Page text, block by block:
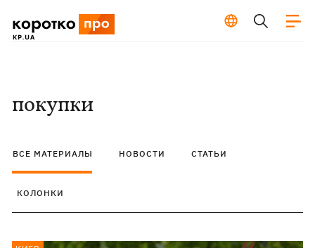
покупки
ВСЕ МАТЕРИАЛЫ НОВОСТИ СТАТЬИ
КОЛОНКИ